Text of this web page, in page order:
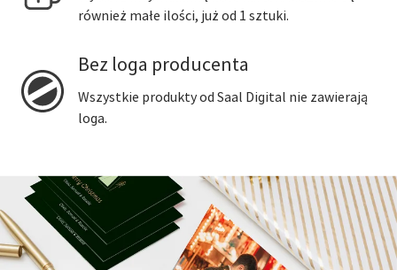
również małe ilości, już od 1 sztuki.
Bez loga producenta
Wszystkie produkty od Saal Digital nie zawierają
loga.